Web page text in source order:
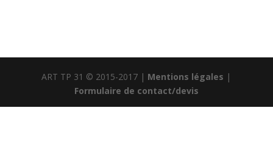
ART TP 31 © 2015-2017 | Mentions légales |
Formulaire de contact/devis